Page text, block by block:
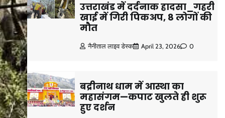
उत्तराखंड में दर्दनाक हादसा_गहरी
खाई में गिरी पिकअप, 8 लोगों की
मौत
नैनीताल लाइव डेस्क April 23, 2026 0
बद्रीनाथ धाम में आस्था का
महासंगम—कपाट खुलते ही शुरू
हुए दर्शन